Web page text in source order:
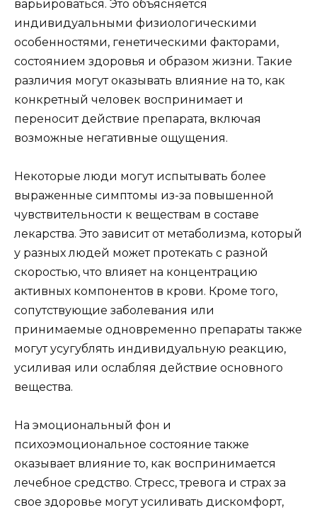
варьироваться. Это объясняется
индивидуальными физиологическими
особенностями, генетическими факторами,
состоянием здоровья и образом жизни. Такие
различия могут оказывать влияние на то, как
конкретный человек воспринимает и
переносит действие препарата, включая
возможные негативные ощущения.
Некоторые люди могут испытывать более
выраженные симптомы из-за повышенной
чувствительности к веществам в составе
лекарства. Это зависит от метаболизма, который
у разных людей может протекать с разной
скоростью, что влияет на концентрацию
активных компонентов в крови. Кроме того,
сопутствующие заболевания или
принимаемые одновременно препараты также
могут усугублять индивидуальную реакцию,
усиливая или ослабляя действие основного
вещества.
На эмоциональный фон и
психоэмоциональное состояние также
оказывает влияние то, как воспринимается
лечебное средство. Стресс, тревога и страх за
свое здоровье могут усиливать дискомфорт,